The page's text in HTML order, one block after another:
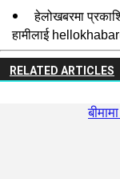
हेलोखबरमा
हामीलाई
RELATED ARTICLES